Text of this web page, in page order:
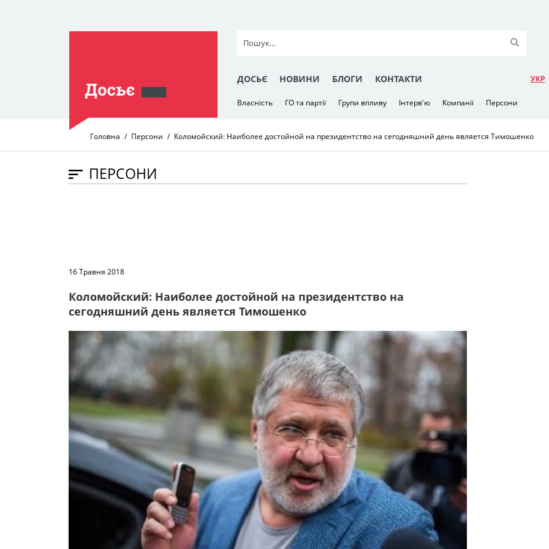
ДОСЬЄ НОВИНИ БЛОГИ КОНТАКТИ УКР
Власність ГО та партії Групи впливу Інтерв'ю Компанії Персони
Головна Персони Коломойский: Наиболее достойной на президентство на сегодняшний день является Тимошенко
ПЕРСОНИ
16 Травня 2018
Коломойский: Наиболее достойной на президентство на
сегодняшний день является Тимошенко